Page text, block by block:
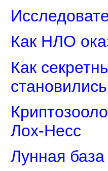
Как НЛО
Как
Лох-Несс
Лунная